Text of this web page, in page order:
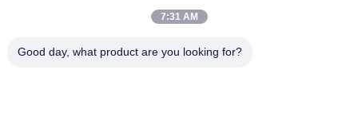
0086- 15216883036
7:31 AM
Good day, what product are you looking for?